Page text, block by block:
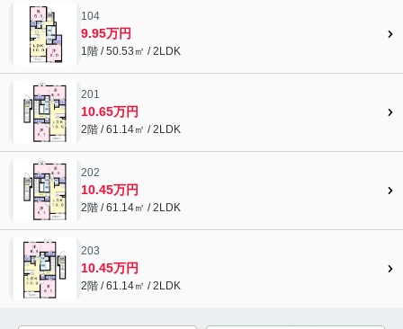
104
9.95万円
1階 / 50.53㎡ / 2LDK
201
10.65万円
2階 / 61.14㎡ / 2LDK
202
10.45万円
2階 / 61.14㎡ / 2LDK
203
10.45万円
2階 / 61.14㎡ / 2LDK